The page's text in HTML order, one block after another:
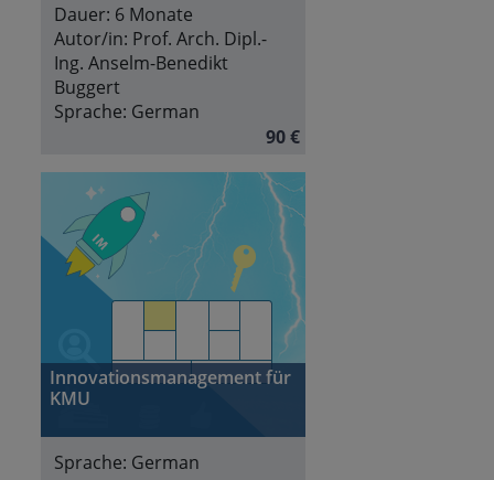
Dauer: 6 Monate
Autor/in: Prof. Arch. Dipl.-
Ing. Anselm-Benedikt
Buggert
Sprache: German
90 €
Innovationsmanagement für
KMU
Sprache: German